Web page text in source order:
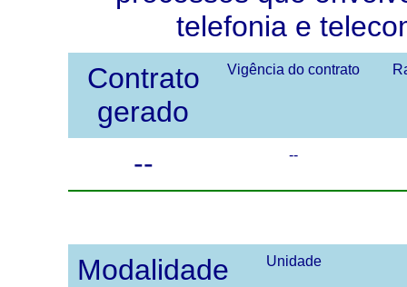
telefonia e
Contrato
gerado
Vigência do contrato
-- --
Modalidade Unidade